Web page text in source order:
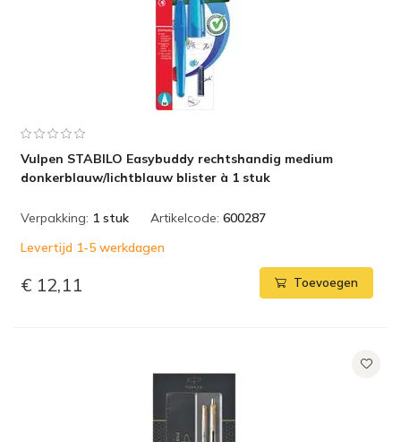
Vulpen STABILO Easybuddy rechtshandig medium
donkerblauw/lichtblauw blister à 1 stuk
Verpakking: 1 stuk Artikelcode: 600287
Levertijd 1-5 werkdagen
€ 12,11 Toevoegen